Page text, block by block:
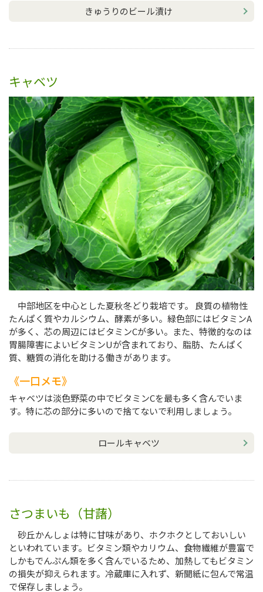
きゅうりのビール漬け
キャベツ
中部地区を中心とした夏秋冬どり栽培です。 良質の植物性
たんぱく質やカルシウム、酵素が多い。緑色部にはビタミンA
が多く、芯の周辺にはビタミンCが多い。また、特徴的なのは
胃腸障害によいビタミンUが含まれており、脂肪、たんぱく
質、糖質の消化を助ける働きがあります。
一口メモ
キャベツは淡色野菜の中でビタミンCを最も多く含んでいま
す。特に芯の部分に多いので捨てないで利用しましょう。
ロールキャベツ
さつまいも（甘藷）
砂丘かんしょは特に甘味があり、ホクホクとしておいしい
といわれています。ビタミン類やカリウム、食物繊維が豊富で
しかもでんぷん類を多く含んでいるため、加熱してもビタミン
の損失が抑えられます。冷蔵庫に入れず、新聞紙に包んで常温
で保存しましょう。